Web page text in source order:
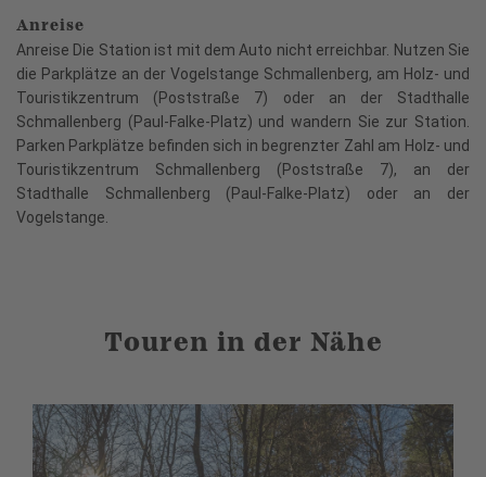
Anreise
Anreise Die Station ist mit dem Auto nicht erreichbar. Nutzen Sie
die Parkplätze an der Vogelstange Schmallenberg, am Holz- und
Touristikzentrum (Poststraße 7) oder an der Stadthalle
Schmallenberg (Paul-Falke-Platz) und wandern Sie zur Station.
Parken Parkplätze befinden sich in begrenzter Zahl am Holz- und
Touristikzentrum Schmallenberg (Poststraße 7), an der
Stadthalle Schmallenberg (Paul-Falke-Platz) oder an der
Vogelstange.
Touren in der Nähe